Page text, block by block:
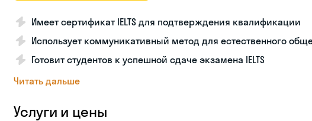
Имеет сертификат IELTS для подтверждения квалификации
Использует коммуникативный метод для естественного
Готовит студентов к успешной сдаче экзамена IELTS
Читать дальше
Услуги и цены